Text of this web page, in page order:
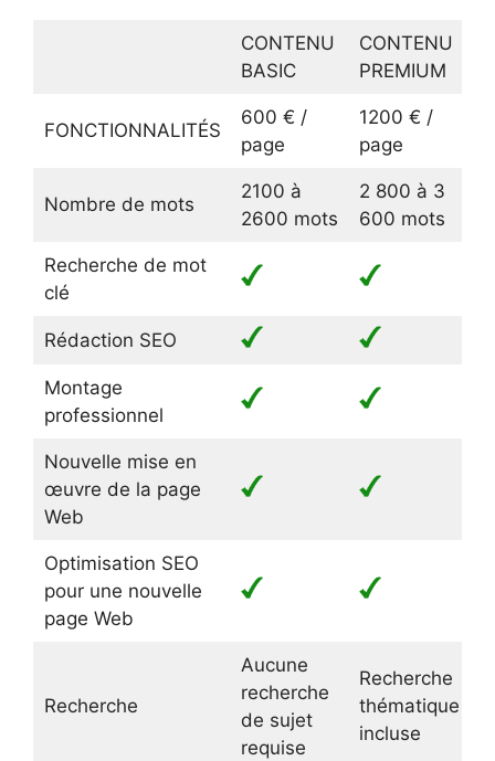
CONTENU
BASIC
CONTENU
PREMIUM
FONCTIONNALITÉS
600 € /
page
1200 € /
page
Nombre de mots
2100 à
2600 mots
2 800 à 3
600 mots
Recherche de mot
clé
Rédaction SEO
Montage
professionnel
Nouvelle mise en
œuvre de la page
Web
Optimisation SEO
pour une nouvelle
page Web
Recherche
Aucune
recherche
de sujet
requise
Recherche
thématique
incluse